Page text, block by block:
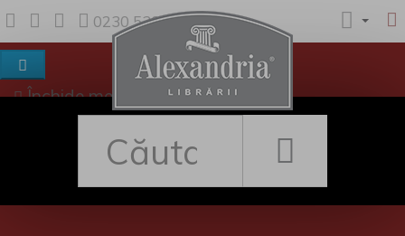
0230 530 342
Închide meniul
Rețea librării